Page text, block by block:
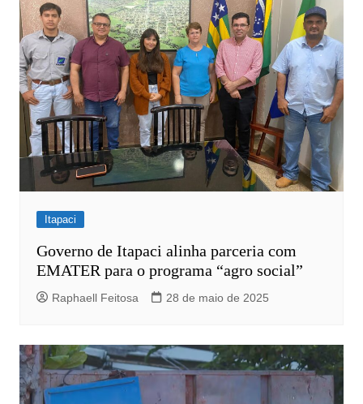
Itapaci
Governo de Itapaci alinha parceria com
EMATER para o programa “agro social”
Raphaell Feitosa 28 de maio de 2025